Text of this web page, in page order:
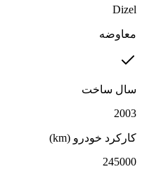
Dizel
معاوضه
سال ساخت
2003
کارکرد خودرو (km)
245000